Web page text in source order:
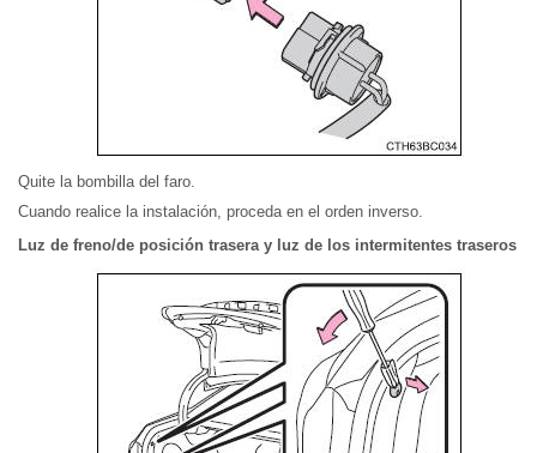
Quite la bombilla del faro.
Cuando realice la instalación, proceda en el orden inverso.
Luz de freno/de posición trasera y luz de los intermitentes traseros